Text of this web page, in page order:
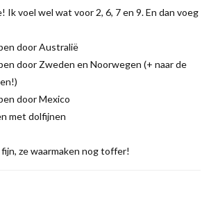
Ik voel wel wat voor 2, 6, 7 en 9. En dan voeg
door Australië
door Zweden en Noorwegen (+ naar de
door Mexico
met dolfijnen
ze waarmaken nog toffer!